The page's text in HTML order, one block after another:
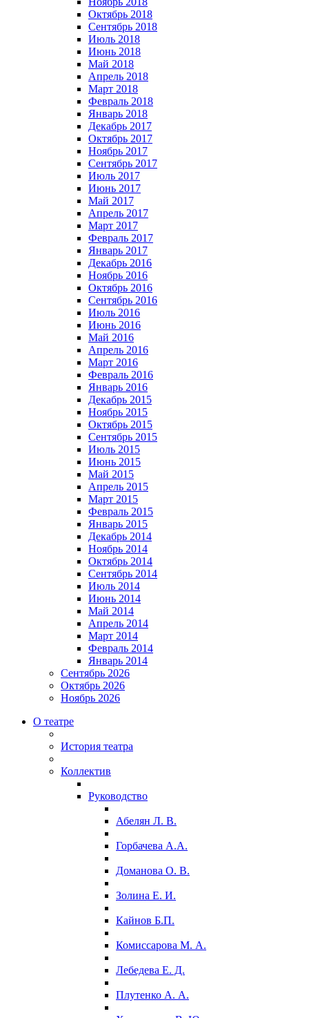
Октябрь 2018
Сентябрь 2018
Июль 2018
Июнь 2018
Май 2018
Апрель 2018
Март 2018
Февраль 2018
Январь 2018
Декабрь 2017
Октябрь 2017
Ноябрь 2017
Сентябрь 2017
Июль 2017
Июнь 2017
Май 2017
Апрель 2017
Март 2017
Февраль 2017
Январь 2017
Декабрь 2016
Ноябрь 2016
Октябрь 2016
Сентябрь 2016
Июль 2016
Июнь 2016
Май 2016
Апрель 2016
Март 2016
Февраль 2016
Январь 2016
Декабрь 2015
Ноябрь 2015
Октябрь 2015
Сентябрь 2015
Июль 2015
Июнь 2015
Май 2015
Апрель 2015
Март 2015
Февраль 2015
Январь 2015
Декабрь 2014
Ноябрь 2014
Октябрь 2014
Сентябрь 2014
Июль 2014
Июнь 2014
Май 2014
Апрель 2014
Март 2014
Февраль 2014
Январь 2014
Сентябрь 2026
Октябрь 2026
Ноябрь 2026
О театре
История театра
Коллектив
Руководство
Абелян Л. В.
Горбачева А.А.
Доманова О. В.
Золина Е. И.
Кайнов Б.П.
Комиссарова М. А.
Лебедева Е. Д.
Плутенко А. А.